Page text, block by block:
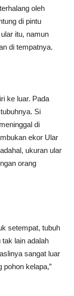
oleh
di pintu
itu, namun
di tempatnya.
ke luar. Pada
Si
di
ekor Ular
ukuran ular
orang
setempat, tubuh
lain adalah
sangat luar
pohon kelapa,”